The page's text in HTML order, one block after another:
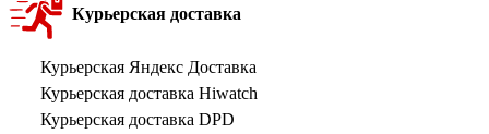
Курьерская доставка
Курьерская Яндекс Доставка
Курьерская доставка Hiwatch
Курьерская доставка DPD